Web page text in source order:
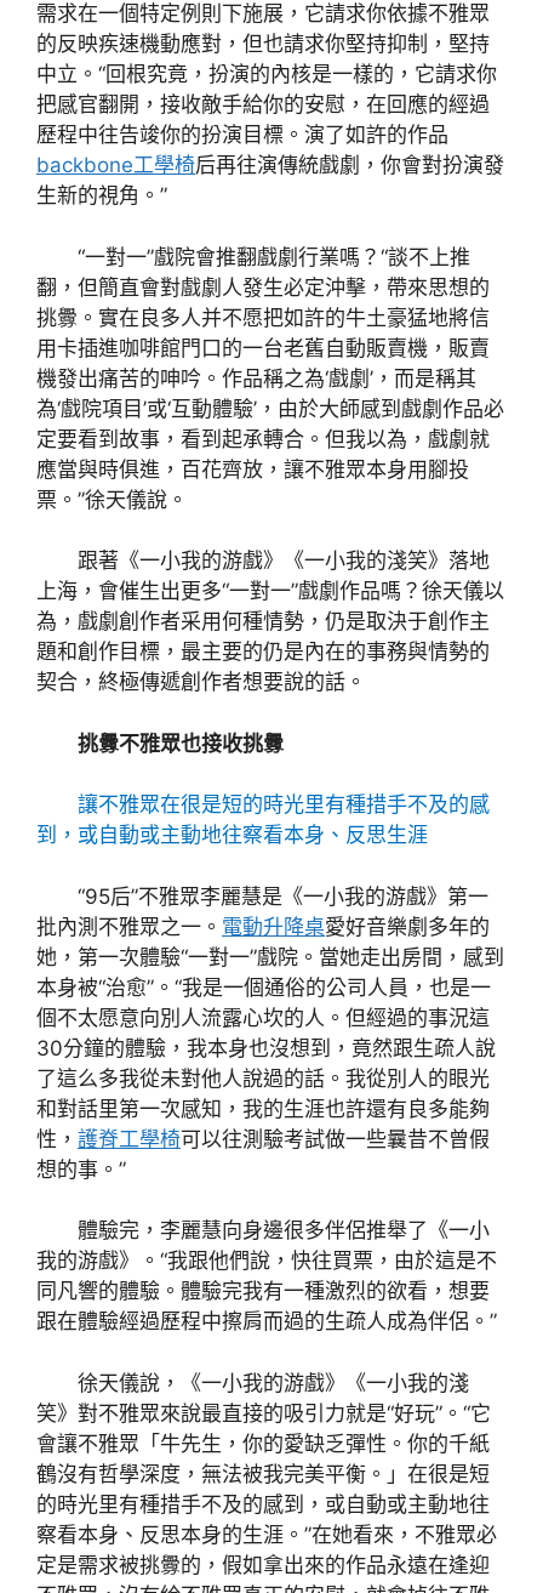
需求在一個特定例則下施展，它請求你依據不雅眾
的反映疾速機動應對，但也請求你堅持抑制，堅持
中立。“回根究竟，扮演的內核是一樣的，它請求你
把感官翻開，接收敵手給你的安慰，在回應的經過
歷程中往告竣你的扮演目標。演了如許的作品
backbone工學椅后再往演傳統戲劇，你會對扮演發
生新的視角。”
“一對一”戲院會推翻戲劇行業嗎？“談不上推
翻，但簡直會對戲劇人發生必定沖擊，帶來思想的
挑釁。實在良多人并不愿把如許的牛土豪猛地將信
用卡插進咖啡館門口的一台老舊自動販賣機，販賣
機發出痛苦的呻吟。作品稱之為‘戲劇’，而是稱其
為‘戲院項目’或‘互動體驗’，由於大師感到戲劇作品必
定要看到故事，看到起承轉合。但我以為，戲劇就
應當與時俱進，百花齊放，讓不雅眾本身用腳投
票。”徐天儀說。
跟著《一小我的游戲》《一小我的淺笑》落地
上海，會催生出更多“一對一”戲劇作品嗎？徐天儀以
為，戲劇創作者采用何種情勢，仍是取決于創作主
題和創作目標，最主要的仍是內在的事務與情勢的
契合，終極傳遞創作者想要說的話。
挑釁不雅眾也接收挑釁
讓不雅眾在很是短的時光里有種措手不及的感
到，或自動或主動地往察看本身、反思生涯
“95后”不雅眾李麗慧是《一小我的游戲》第一
批內測不雅眾之一。 電動升降桌愛好音樂劇多年的
她，第一次體驗“一對一”戲院。當她走出房間，感到
本身被“治愈”。“我是一個通俗的公司人員，也是一
個不太愿意向別人流露心坎的人。但經過的事況這
30分鐘的體驗，我本身也沒想到，竟然跟生疏人說
了這么多我從未對他人說過的話。我從別人的眼光
和對話里第一次感知，我的生涯也許還有良多能夠
性， 護脊工學椅可以往測驗考試做一些曩昔不曾假
想的事。”
體驗完，李麗慧向身邊很多伴侶推舉了《一小
我的游戲》。“我跟他們說，快往買票，由於這是不
同凡響的體驗。體驗完我有一種激烈的欲看，想要
跟在體驗經過歷程中擦肩而過的生疏人成為伴侶。”
徐天儀說，《一小我的游戲》《一小我的淺
笑》對不雅眾來說最直接的吸引力就是“好玩”。“它
會讓不雅眾「牛先生，你的愛缺乏彈性。你的千紙
鶴沒有哲學深度，無法被我完美平衡。」在很是短
的時光里有種措手不及的感到，或自動或主動地往
察看本身、反思本身的生涯。”在她看來，不雅眾必
定是需求被挑釁的，假如拿出來的作品永遠在逢迎